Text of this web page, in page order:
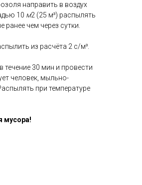
направить в воздух
10 м2 (25 м³) распылять
ранее чем через сутки.
из расчёта 2 с/м³.
30 мин и провести
человек, мыльно-
при температуре
мусора!